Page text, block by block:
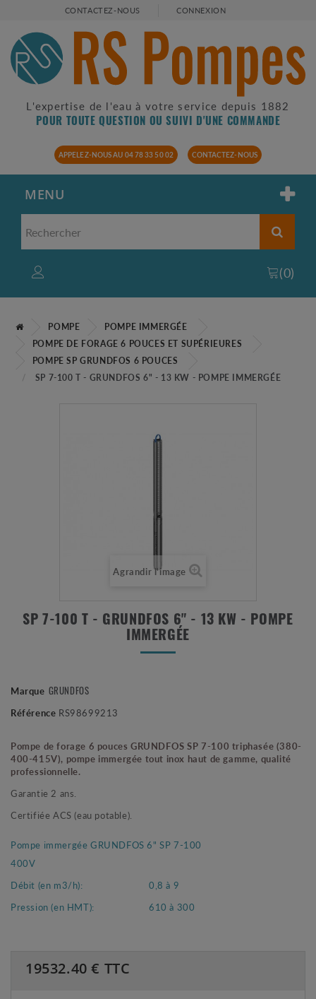
CONTACTEZ-NOUS CONNEXION
L'expertise de l'eau à votre service depuis 1882
POUR TOUTE QUESTION OU SUIVI D'UNE COMMANDE
APPELEZ-NOUS AU 04 78 33 50 02 CONTACTEZ-NOUS
MENU
(0)
POMPE
POMPE IMMERGÉE
POMPE DE FORAGE 6 POUCES ET SUPÉRIEURES
POMPE SP GRUNDFOS 6 POUCES
SP 7-100 T - GRUNDFOS 6" - 13 KW - POMPE IMMERGÉE
Agrandir l'image
SP 7-100 T - GRUNDFOS 6" - 13 KW - POMPE
IMMERGÉE
Marque GRUNDFOS
Référence RS98699213
Pompe de forage 6 pouces GRUNDFOS SP 7-100 triphasée (380-
400-415V), pompe immergée tout inox haut de gamme, qualité
professionnelle.
Garantie 2 ans.
Certifiée ACS (eau potable).
Pompe immergée GRUNDFOS 6" SP 7-100
400V
Débit (en m3/h):
0,8 à 9
Pression (en HMT):
610 à 300
19532.40 € TTC